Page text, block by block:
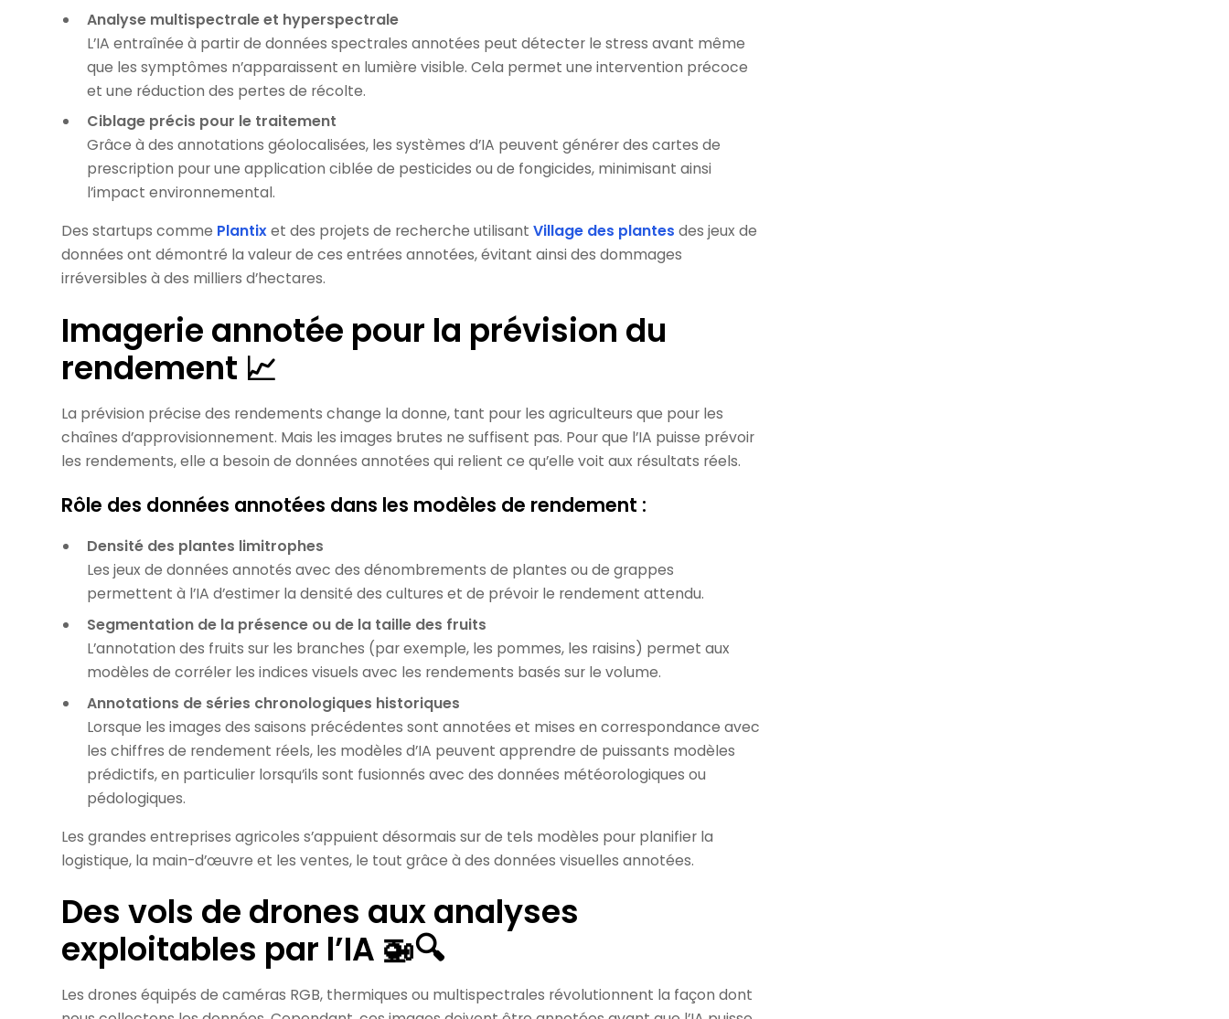
Analyse multispectrale et hyperspectrale
L’IA entraînée à partir de données spectrales annotées peut détecter le stress avant même
que les symptômes n’apparaissent en lumière visible. Cela permet une intervention précoce
et une réduction des pertes de récolte.
Ciblage précis pour le traitement
Grâce à des annotations géolocalisées, les systèmes d’IA peuvent générer des cartes de
prescription pour une application ciblée de pesticides ou de fongicides, minimisant ainsi
l’impact environnemental.
Des startups comme Plantixet des projets de recherche utilisantVillage des plantes des jeux de
données ont démontré la valeur de ces entrées annotées, évitant ainsi des dommages
irréversibles à des milliers d’hectares.
Imagerie annotée pour la prévision du
rendement 📈
La prévision précise des rendements change la donne, tant pour les agriculteurs que pour les
chaînes d’approvisionnement. Mais les images brutes ne suffisent pas. Pour que l’IA puisse prévoir
les rendements, elle a besoin de données annotées qui relient ce qu’elle voit aux résultats réels.
Rôle des données annotées dans les modèles de rendement :
Densité des plantes limitrophes
Les jeux de données annotés avec des dénombrements de plantes ou de grappes
permettent à l’IA d’estimer la densité des cultures et de prévoir le rendement attendu.
Segmentation de la présence ou de la taille des fruits
L’annotation des fruits sur les branches (par exemple, les pommes, les raisins) permet aux
modèles de corréler les indices visuels avec les rendements basés sur le volume.
Annotations de séries chronologiques historiques
Lorsque les images des saisons précédentes sont annotées et mises en correspondance avec
les chiffres de rendement réels, les modèles d’IA peuvent apprendre de puissants modèles
prédictifs, en particulier lorsqu’ils sont fusionnés avec des données météorologiques ou
pédologiques.
Les grandes entreprises agricoles s’appuient désormais sur de tels modèles pour planifier la
logistique, la main-d’œuvre et les ventes, le tout grâce à des données visuelles annotées.
Des vols de drones aux analyses
exploitables par l’IA 🚁🔍
Les drones équipés de caméras RGB, thermiques ou multispectrales révolutionnent la façon dont